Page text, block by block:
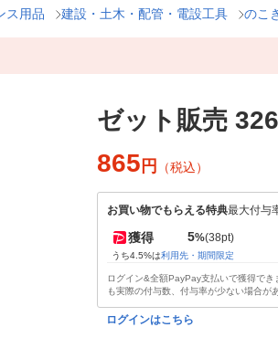
ス用品 建設・土木・配管・電設工具 のこ
ゼット販売
865 円 （税込）
お買い物でもらえる特典最大付与
獲得 5%(38pt)
うち4.5%は利用先・期間限定
ログイン&全額PayPay支払いで獲得で
も実際の付与数、付与率が少ない場合が
ログインはこちら